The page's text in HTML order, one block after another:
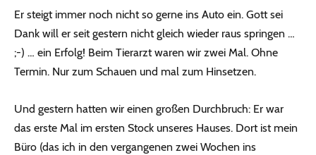
Er steigt immer noch nicht so gerne ins Auto ein. Gott sei
Dank will er seit gestern nicht gleich wieder raus springen …
;-) … ein Erfolg! Beim Tierarzt waren wir zwei Mal. Ohne
Termin. Nur zum Schauen und mal zum Hinsetzen.
Und gestern hatten wir einen großen Durchbruch: Er war
das erste Mal im ersten Stock unseres Hauses. Dort ist mein
Büro (das ich in den vergangenen zwei Wochen ins